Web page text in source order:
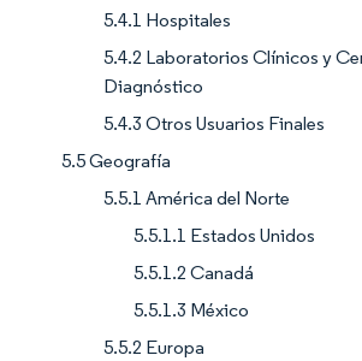
5.4.1 Hospitales
5.4.2 Laboratorios Clínicos y
Diagnóstico
5.4.3 Otros Usuarios Finales
5.5 Geografía
5.5.1 América del Norte
5.5.1.1 Estados Unidos
5.5.1.2 Canadá
5.5.1.3 México
5.5.2 Europa